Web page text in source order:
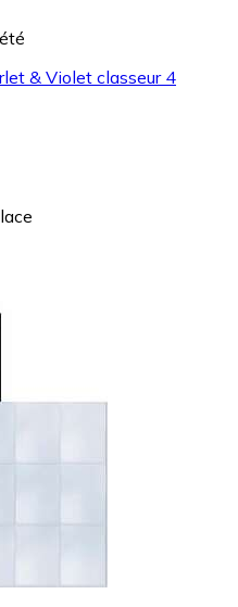
& Violet classeur 4